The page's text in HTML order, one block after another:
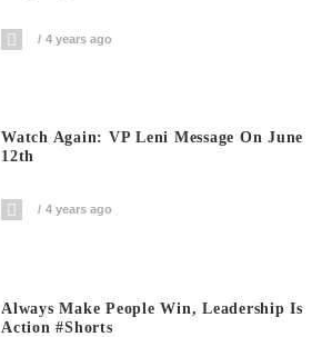
4 years ago
Watch Again: VP Leni Message On June
12th
4 years ago
Always Make People Win, Leadership Is
Action #shorts